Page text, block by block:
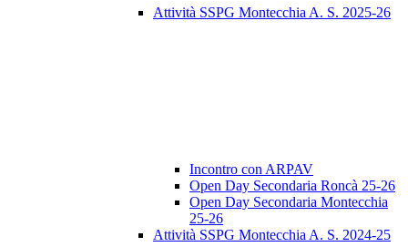
Attività SSPG Montecchia A. S. 2025-26
Incontro con ARPAV
Open Day Secondaria Roncà 25-26
Open Day Secondaria Montecchia
25-26
Attività SSPG Montecchia A. S. 2024-25